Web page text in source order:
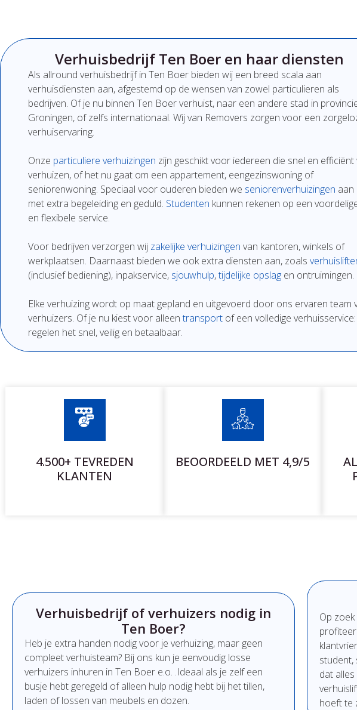
een bedrijf om te onthouden en aan te
bevelen!
Verhuisbedrijf Ten Boer en haar diensten
Als allround verhuisbedrijfin Ten Boer bieden wij een breed scala aan
verhuisdiensten aan, afgestemd op de wensen van zowel particulieren als
bedrijven. Ofje nu binnen Ten Boerverhuist, naar een andere stad in
Groningen, ofzelfs internationaal. Wij van Removers zorgen voor een
verhuiservaring.
Onze particuliere verhuizingen zijn geschiktvoor iedereen die snel en efficiënt
verhuizen, ofhet nu gaat om een appartement, eengezinswoning of
seniorenwoning. Speciaal voor ouderen bieden we seniorenverhuizingen aan
met extra begeleiding en geduld. Studenten kunnen rekenen op een
en flexibele service.
Voor bedrijven verzorgen wij zakelijke verhuizingen van kantoren,winkels of
werkplaatsen. Daarnaast bieden we ookextra diensten aan, zoals
(inclusiefbediening), inpakservice, sjouwhulp,tijdelijke opslag en ontruimingen.
Elke verhuizingwordt op maat gepland en uitgevoerd door ons ervaren team
verhuizers. Ofje nu kiestvoor alleentransport ofeen volledige verhuisservice:
regelen het snel,veilig en betaalbaar.
4.500+ TEVREDEN
KLANTEN
BEOORDEELD MET 4,9/5
Verhuisbedrijf of verhuizers nodig in
Ten Boer?
Heb je extra handen nodigvoor je verhuizing, maar geen
compleetverhuisteam? Bij ons kun je eenvoudig losse
verhuizers inhuren in Ten Boer e.o. .Ideaal als je zelfeen
busje hebt geregeld ofalleen hulp nodig hebt bij hettillen,
laden oflossen van meubels en dozen.
Op zoek
profiteer
student,
dat alles
hoeftte